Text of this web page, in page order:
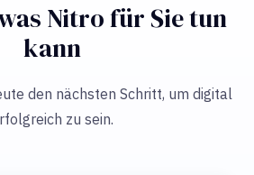
Nitro für Sie tun
kann
den nächsten Schritt, um digital
zu sein.